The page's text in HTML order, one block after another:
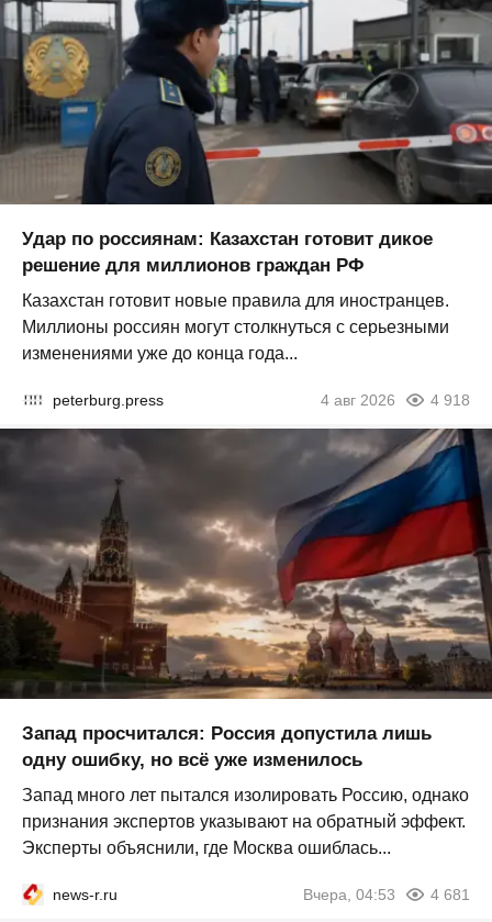
Удар по россиянам: Казахстан готовит дикое
решение для миллионов граждан РФ
Казахстан готовит новые правила для иностранцев.
Миллионы россиян могут столкнуться с серьезными
изменениями уже до конца года...
peterburg.press 4 авг 2026 4 918
Запад просчитался: Россия допустила лишь
одну ошибку, но всё уже изменилось
Запад много лет пытался изолировать Россию, однако
признания экспертов указывают на обратный эффект.
Эксперты объяснили, где Москва ошиблась...
news-r.ru Вчера, 04:53 4 681